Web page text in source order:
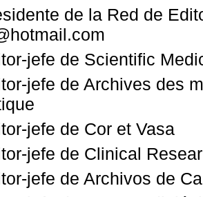
de la Red de
jefe de Scientific
jefe de Archives des
jefe de Cor et Vasa
jefe de Clinical
jefe de Archivos de